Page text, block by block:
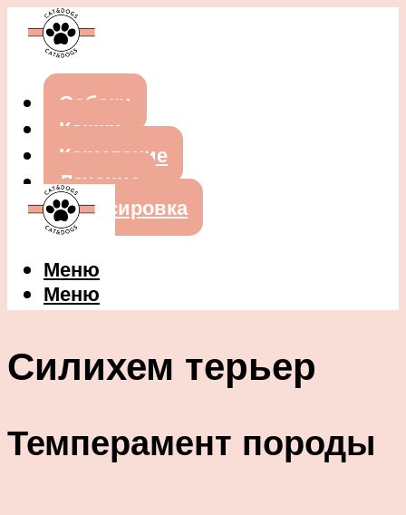
Собаки
Кошки
Кормление
Лечение
Дрессировка
Меню
Меню
Силихем терьер
Темперамент породы